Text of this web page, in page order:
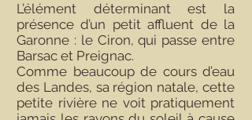
L’élément déterminant est la
présence d’un petit affluent de la
Garonne : le Ciron, qui passe entre
Barsac et Preignac.
Comme beaucoup de cours d’eau
des Landes, sa région natale, cette
petite rivière ne voit pratiquement